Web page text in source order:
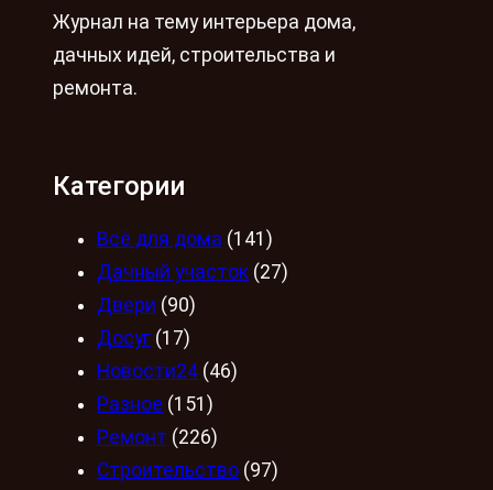
Журнал на тему интерьера дома,
дачных идей, строительства и
ремонта.
Категории
Всё для дома (141)
Дачный участок (27)
Двери (90)
Досуг (17)
Новости24 (46)
Разное (151)
Ремонт (226)
Строительство (97)